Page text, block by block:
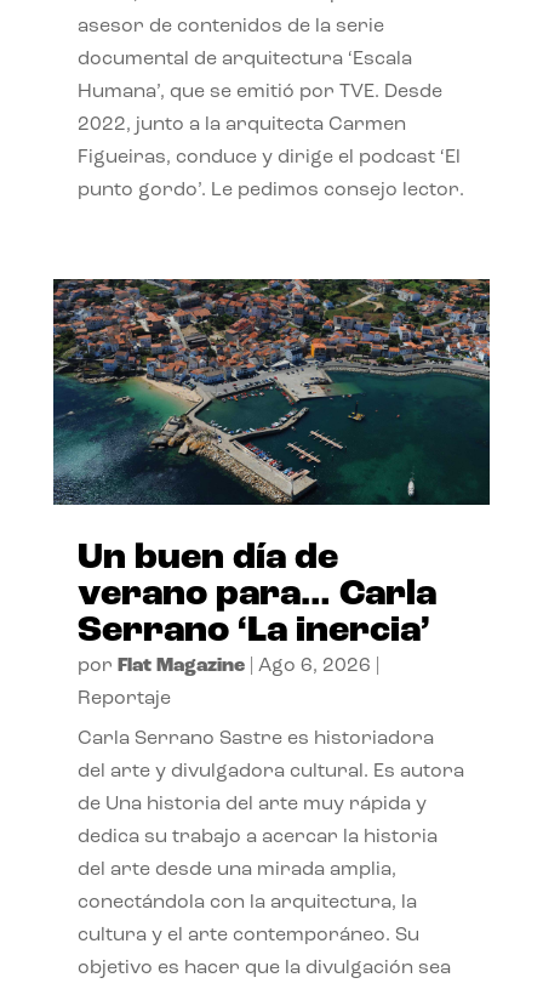
asesor de contenidos de la serie
documental de arquitectura ‘Escala
Humana’, que se emitió por TVE. Desde
2022, junto a la arquitecta Carmen
Figueiras, conduce y dirige el podcast ‘El
punto gordo’. Le pedimos consejo lector.
Un buen día de
verano para… Carla
Serrano ‘La inercia’
por Flat Magazine| Ago 6, 2026
Reportaje
Carla Serrano Sastre es historiadora
del arte y divulgadora cultural. Es autora
de Una historia del arte muy rápida y
dedica su trabajo a acercar la historia
del arte desde una mirada amplia,
conectándola con la arquitectura, la
cultura y el arte contemporáneo. Su
objetivo es hacer que la divulgación sea